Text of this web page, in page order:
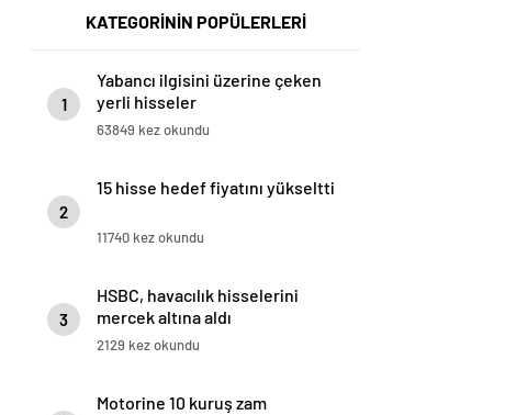
KATEGORİNİN POPÜLERLERİ
1
Yabancı ilgisini üzerine çeken
yerli hisseler
63849 kez okundu
2
15 hisse hedef fiyatını yükseltti
11740 kez okundu
3
HSBC, havacılık hisselerini
mercek altına aldı
2129 kez okundu
Motorine 10 kuruş zam